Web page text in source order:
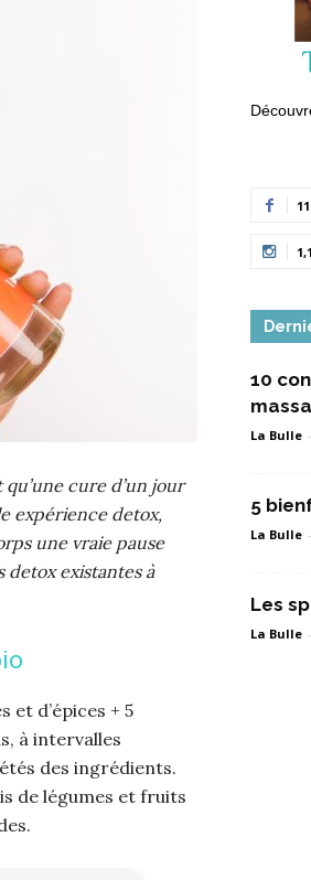
cure d’un jour
expérience detox,
une vraie pause
detox existantes à
d’épices + 5
à intervalles
des ingrédients.
de légumes et fruits
10
La Bulle -
5
La Bulle -
Les
La Bulle -